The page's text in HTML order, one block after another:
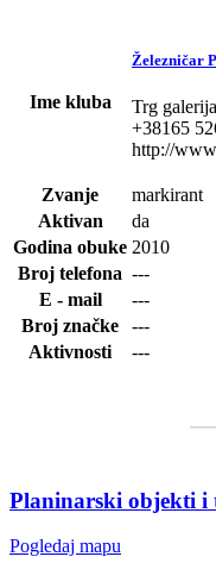
Ime kluba
Železničar
Trg
+38165
http://
Zvanje
markirant
Aktivan
da
Godina obuke 2010
Broj telefona ---
E - mail
---
Broj značke
---
Aktivnosti
---
Planinarski objekti i
Pogledaj mapu